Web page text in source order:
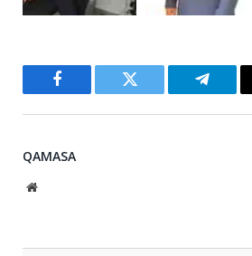
Facebook Twitter
QAMASA
Website